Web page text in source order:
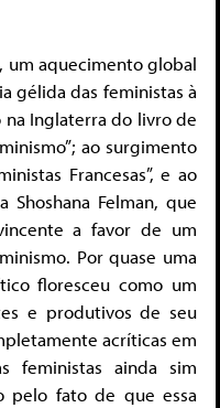
um aquecimento global
gélida das feministas à
na Inglaterra do livro de
ao surgimento
Francesas”, e ao
Shoshana Felman, que
a favor de um
Por quase uma
floresceu como um
e produtivos de seu
acríticas em
feministas ainda sim
pelo fato de que essa